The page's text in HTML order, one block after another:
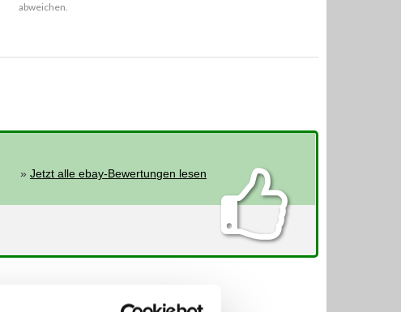
abweichen.
»Jetzt alle ebay-Bewertungen lesen